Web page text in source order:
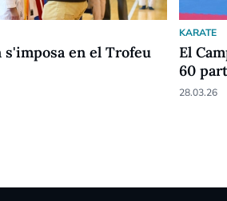
s'imposa en el Trofeu
KARATE
El
60
28.03.26